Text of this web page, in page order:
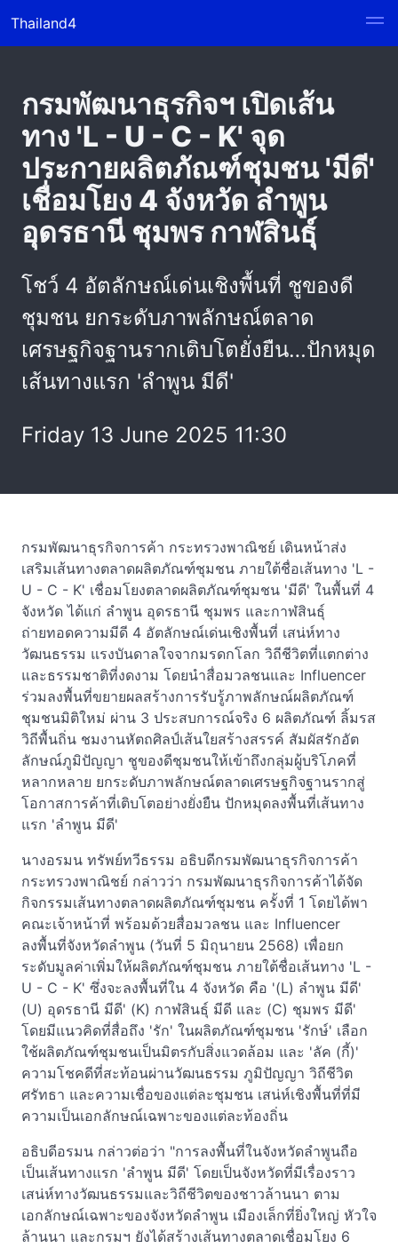
Thailand4
กรมพัฒนาธุรกิจฯ เปิดเส้น
ทาง 'L - U - C - K' จุด
ประกายผลิตภัณฑ์ชุมชน 'มีดี'
เชื่อมโยง 4 จังหวัด ลำพูน
อุดรธานี ชุมพร กาฬสินธุ์
โชว์ 4 อัตลักษณ์เด่นเชิงพื้นที่ ชูของดี
ชุมชน ยกระดับภาพลักษณ์ตลาด
เศรษฐกิจฐานรากเติบโตยั่งยืน…ปักหมุด
เส้นทางแรก 'ลำพูน มีดี'
Friday 13 June 2025 11:30
กรมพัฒนาธุรกิจการค้า กระทรวงพาณิชย์ เดินหน้าส่ง
เสริมเส้นทางตลาดผลิตภัณฑ์ชุมชน ภายใต้ชื่อเส้นทาง 'L -
U - C - K' เชื่อมโยงตลาดผลิตภัณฑ์ชุมชน 'มีดี' ในพื้นที่ 4
จังหวัด ได้แก่ ลำพูน อุดรธานี ชุมพร และกาฬสินธุ์
ถ่ายทอดความมีดี 4 อัตลักษณ์เด่นเชิงพื้นที่ เสน่ห์ทาง
วัฒนธรรม แรงบันดาลใจจากมรดกโลก วิถีชีวิตที่แตกต่าง
และธรรมชาติที่งดงาม โดยนำสื่อมวลชนและ Influencer
ร่วมลงพื้นที่ขยายผลสร้างการรับรู้ภาพลักษณ์ผลิตภัณฑ์
ชุมชนมิติใหม่ ผ่าน 3 ประสบการณ์จริง 6 ผลิตภัณฑ์ ลิ้มรส
วิถีพื้นถิ่น ชมงานหัตถศิลป์เส้นใยสร้างสรรค์ สัมผัสรักอัต
ลักษณ์ภูมิปัญญา ชูของดีชุมชนให้เข้าถึงกลุ่มผู้บริโภคที่
หลากหลาย ยกระดับภาพลักษณ์ตลาดเศรษฐกิจฐานรากสู่
โอกาสการค้าที่เติบโตอย่างยั่งยืน ปักหมุดลงพื้นที่เส้นทาง
แรก 'ลำพูน มีดี'
นางอรมน ทรัพย์ทวีธรรม อธิบดีกรมพัฒนาธุรกิจการค้า
กระทรวงพาณิชย์ กล่าวว่า กรมพัฒนาธุรกิจการค้าได้จัด
กิจกรรมเส้นทางตลาดผลิตภัณฑ์ชุมชน ครั้งที่ 1 โดยได้พา
คณะเจ้าหน้าที่ พร้อมด้วยสื่อมวลชน และ Influencer
ลงพื้นที่จังหวัดลำพูน (วันที่ 5 มิถุนายน 2568) เพื่อยก
ระดับมูลค่าเพิ่มให้ผลิตภัณฑ์ชุมชน ภายใต้ชื่อเส้นทาง 'L -
U - C - K' ซึ่งจะลงพื้นที่ใน 4 จังหวัด คือ '(L) ลำพูน มีดี'
(U) อุดรธานี มีดี' (K) กาฬสินธุ์ มีดี และ (C) ชุมพร มีดี'
โดยมีแนวคิดที่สื่อถึง 'รัก' ในผลิตภัณฑ์ชุมชน 'รักษ์' เลือก
ใช้ผลิตภัณฑ์ชุมชนเป็นมิตรกับสิ่งแวดล้อม และ 'ลัค (กี้)'
ความโชคดีที่สะท้อนผ่านวัฒนธรรม ภูมิปัญญา วิถีชีวิต
ศรัทธา และความเชื่อของแต่ละชุมชน เสน่ห์เชิงพื้นที่ที่มี
ความเป็นเอกลักษณ์เฉพาะของแต่ละท้องถิ่น
อธิบดีอรมน กล่าวต่อว่า "การลงพื้นที่ในจังหวัดลำพูนถือ
เป็นเส้นทางแรก 'ลำพูน มีดี' โดยเป็นจังหวัดที่มีเรื่องราว
เสน่ห์ทางวัฒนธรรมและวิถีชีวิตของชาวล้านนา ตาม
เอกลักษณ์เฉพาะของจังหวัดลำพูน เมืองเล็กที่ยิ่งใหญ่ หัวใจ
ล้านนา และกรมฯ ยังได้สร้างเส้นทางตลาดเชื่อมโยง 6